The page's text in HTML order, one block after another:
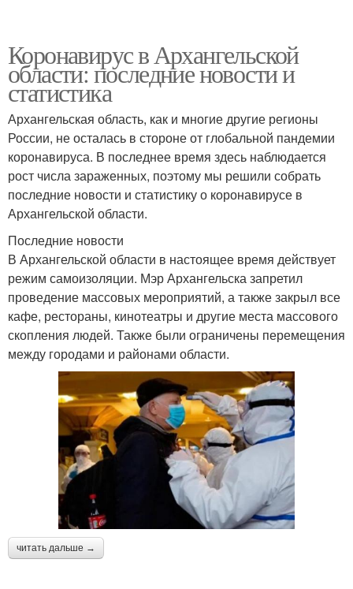
Коронавирус в Архангельской
области: последние новости и
статистика
Архангельская область, как и многие другие регионы
России, не осталась в стороне от глобальной пандемии
коронавируса. В последнее время здесь наблюдается
рост числа зараженных, поэтому мы решили собрать
последние новости и статистику о коронавирусе в
Архангельской области.
Последние новости
В Архангельской области в настоящее время действует
режим самоизоляции. Мэр Архангельска запретил
проведение массовых мероприятий, а также закрыл все
кафе, рестораны, кинотеатры и другие места массового
скопления людей. Также были ограничены перемещения
между городами и районами области.
читать дальше →